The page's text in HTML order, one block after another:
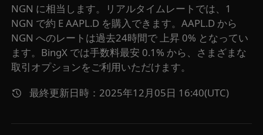
NGN に相当します。リアルタイムレートでは、1
NGN で約 E AAPL.D を購入できます。AAPL.D から
NGN へのレートは過去24時間で 上昇 0% となってい
ます。BingX では手数料最安 0.1% から、さまざまな
取引オプションをご利用いただけます。
最終更新日時：2025年12月05日 16:40(UTC)